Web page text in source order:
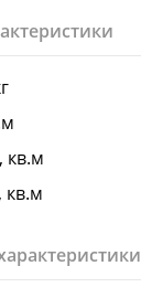
кв.м
кв.м